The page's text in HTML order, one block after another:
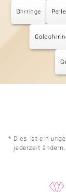
Ohrringe
* Dies ist ein
jederzeit